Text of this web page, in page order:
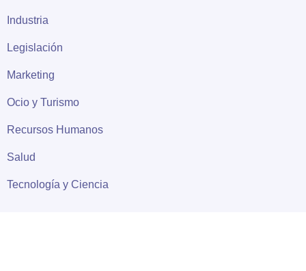
Industria
Legislación
Marketing
Ocio y Turismo
Recursos Humanos
Salud
Tecnología y Ciencia